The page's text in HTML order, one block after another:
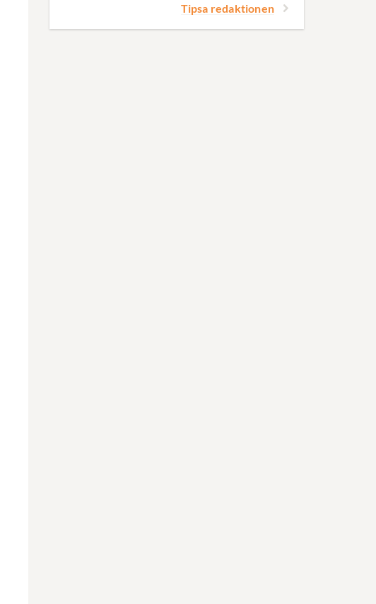
Tipsa redaktionen